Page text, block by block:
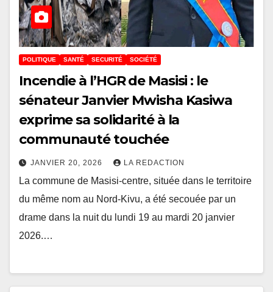
POLITIQUE SANTÉ SECURITÉ SOCIÉTÉ
Incendie à l’HGR de Masisi : le
sénateur Janvier Mwisha Kasiwa
exprime sa solidarité à la
communauté touchée
JANVIER 20, 2026 LA REDACTION
La commune de Masisi-centre, située dans le territoire
du même nom au Nord-Kivu, a été secouée par un
drame dans la nuit du lundi 19 au mardi 20 janvier
2026.…